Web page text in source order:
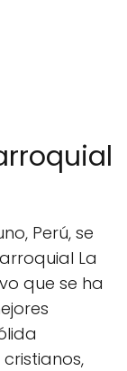
Perú, se
La
que se ha